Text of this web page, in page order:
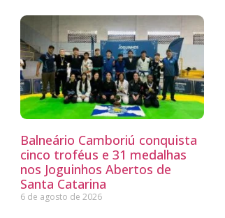
Balneário Camboriú conquista
cinco troféus e 31 medalhas
nos Joguinhos Abertos de
Santa Catarina
6 de agosto de 2026